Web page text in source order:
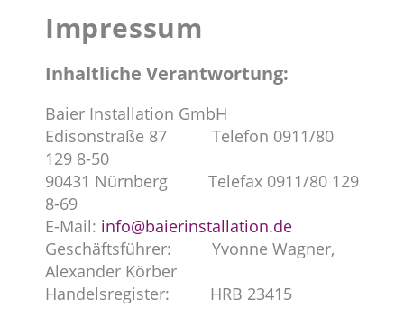
Impressum
Inhaltliche Verantwortung:
Baier Installation GmbH
Edisonstraße 87 Telefon 0911/80
129 8-50
90431 Nürnberg Telefax 0911/80 129
8-69
E-Mail: info@baierinstallation.de
Geschäftsführer: Yvonne Wagner,
Alexander Körber
Handelsregister: HRB 23415